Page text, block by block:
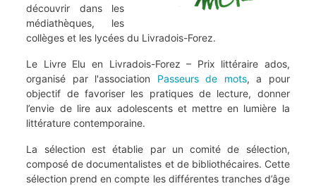
découvrir dans les
médiathèques, les
collèges et les lycées du Livradois-Forez.
Le Livre Elu en Livradois-Forez – Prix littéraire ados,
organisé par l'association Passeurs de mots, a pour
objectif de favoriser les pratiques de lecture, donner
l’envie de lire aux adolescents et mettre en lumière la
littérature contemporaine.
La sélection est établie par un comité de sélection,
composé de documentalistes et de bibliothécaires. Cette
sélection prend en compte les différentes tranches d’âge